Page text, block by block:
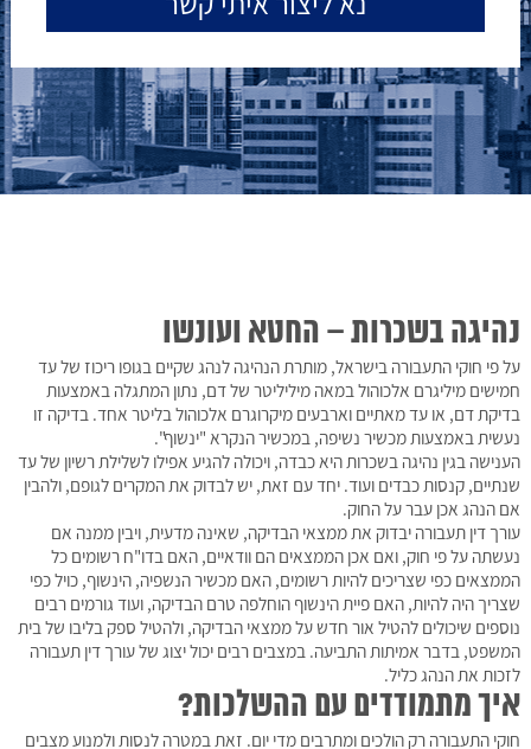
נהיגה בשכרות – החטא ועונשו
על פי חוקי התעבורה בישראל, מותרת הנהיגה לנהג שקיים בגופו ריכוז של עד
חמישים מיליגרם אלכוהול במאה מיליליטר של דם, נתון המתגלה באמצעות
בדיקת דם, או עד מאתיים וארבעים מיקרוגרם אלכוהול בליטר אחד. בדיקה זו
נעשית באמצעות מכשיר נשיפה, במכשיר הנקרא "ינשוף".
הענישה בגין נהיגה בשכרות היא כבדה, ויכולה להגיע אפילו לשלילת רשיון של עד
שנתיים, קנסות כבדים ועוד. יחד עם זאת, יש לבדוק את המקרים לגופם, ולהבין
אם הנהג אכן עבר על החוק.
עורך דין תעבורה יבדוק את ממצאי הבדיקה, שאינה מדעית, ויבין ממנה אם
נעשתה על פי חוק, ואם אכן הממצאים הם וודאיים, האם בדו"ח רשומים כל
הממצאים כפי שצריכים להיות רשומים, האם מכשיר הנשפיה, הינשוף, כויל כפי
שצריך היה להיות, האם פיית הינשוף הוחלפה טרם הבדיקה, ועוד גורמים רבים
נוספים שיכולים להטיל אור חדש על ממצאי הבדיקה, ולהטיל ספק בליבו של בית
המשפט, בדבר אמיתות התביעה. במצבים רבים יכול יצוג של עורך דין תעבורה
לזכות את הנהג כליל.
איך מתמודדים עם ההשלכות?
חוקי התעבורה רק הולכים ומתרבים מדי יום. זאת במטרה לנסות ולמנוע מצבים